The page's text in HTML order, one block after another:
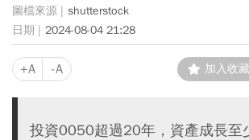
shutterstock
2024-08-04 21:28
+A -A 加入收藏
投資0050超過20年，資產成長至